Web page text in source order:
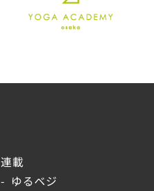
連載
ゆるベジ